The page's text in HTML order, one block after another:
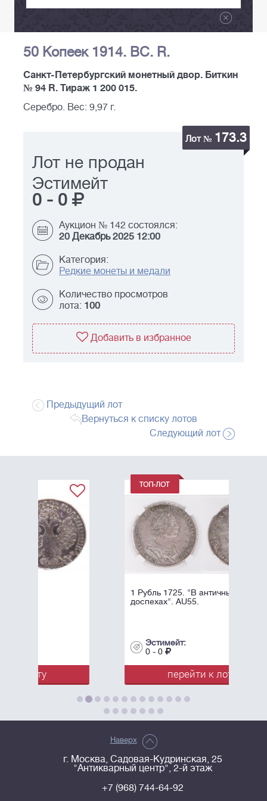
50 Копеек 1914. ВС. R.
Санкт-Петербургский монетный двор. Биткин
№ 94 R. Тираж 1 200 015.
Серебро. Вес: 9,97 г.
Лот № 173.3
Лот не продан
Эстимейт
0 - 0
Аукцион № 142 состоялся:
20 Декабрь 2025 12:00
Категория:
Редкие монеты и медали
Количество просмотров
лота: 100
Добавить в избранное
Предыдущий лот
Вернуться к списку лотов
Следующий лот
1 Рубль 1725. "В античных
доспехах". AU55.
перейти к лоту
Наверх
г. Москва, Садовая-Кудринская, 25
"Антикварный центр", 2-й этаж
+7 (968) 744-64-92